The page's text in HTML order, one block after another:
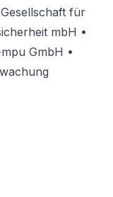
für
mbH •
GmbH •